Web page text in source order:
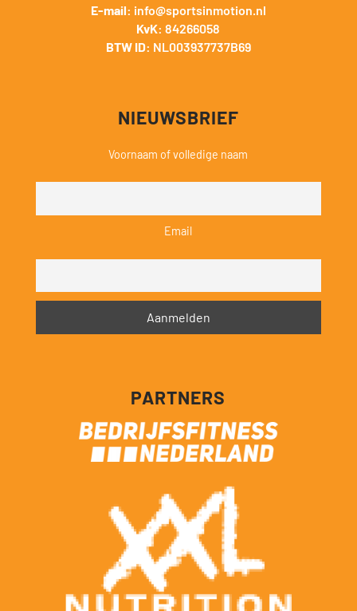
E-mail: info@sportsinmotion.nl
KvK: 84266058
BTW ID: NL003937737B69
NIEUWSBRIEF
Voornaam of volledige naam
Email
PARTNERS